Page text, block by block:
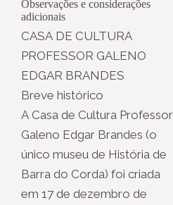
Observações e considerações
adicionais
CASA DE CULTURA
PROFESSOR GALENO
EDGAR BRANDES
Breve histórico
A Casa de Cultura Professor
Galeno Edgar Brandes (o
único museu de História de
Barra do Corda) foi criada
em 17 de dezembro de